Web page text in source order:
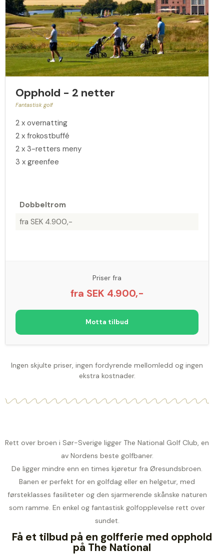
Opphold - 2 netter
Fantastisk golf
2 x overnatting
2 x frokostbuffé
2 x 3-retters meny
3 x greenfee
Dobbeltrom
fra SEK 4.900,-
Priser fra
fra SEK 4.900,-
Motta tilbud
Ingen skjulte priser, ingen fordyrende mellomledd og ingen
ekstra kostnader.
Rett over broen i Sør-Sverige ligger The National Golf Club, en
av Nordens beste golfbaner.
De ligger mindre enn en times kjøretur fra Øresundsbroen.
Banen er perfekt for en golfdag eller en helgetur, med
førsteklasses fasiliteter og den sjarmerende skånske naturen
som ramme. En enkel og fantastisk golfopplevelse rett over
sundet.
Få et tilbud på en golfferie med opphold
på The National